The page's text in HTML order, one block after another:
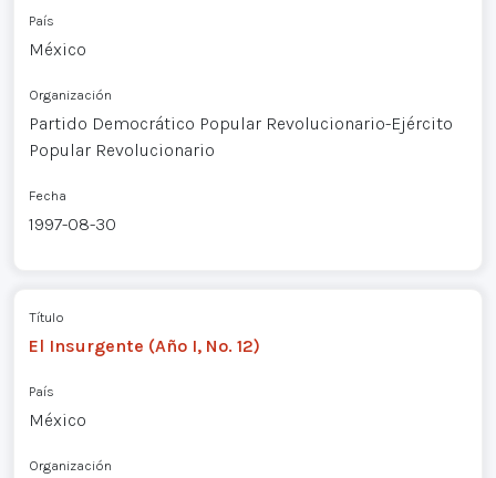
País
México
Organización
Partido Democrático Popular Revolucionario-Ejército
Popular Revolucionario
Fecha
1997-08-30
Título
El Insurgente (Año I, No. 12)
País
México
Organización